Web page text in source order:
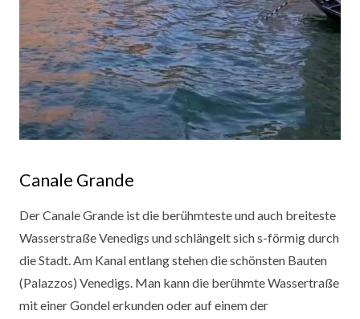
Canale Grande
Der Canale Grande ist die berühmteste und auch breiteste
Wasserstraße Venedigs und schlängelt sich s-förmig durch
die Stadt. Am Kanal entlang stehen die schönsten Bauten
(Palazzos) Venedigs. Man kann die berühmte Wassertraße
mit einer Gondel erkunden oder auf einem der